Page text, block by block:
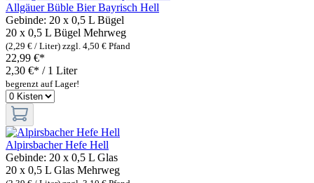
Allgäuer Büble Bier Bayrisch Hell
Gebinde: 20 x 0,5 L Bügel
20 x 0,5 L Bügel Mehrweg
(2,29 € / Liter) zzgl. 4,50 € Pfand
22,99 €*
2,30 €* / 1 Liter
begrenzt auf Lager!
Alpirsbacher Hefe Hell
Gebinde: 20 x 0,5 L Glas
20 x 0,5 L Glas Mehrweg